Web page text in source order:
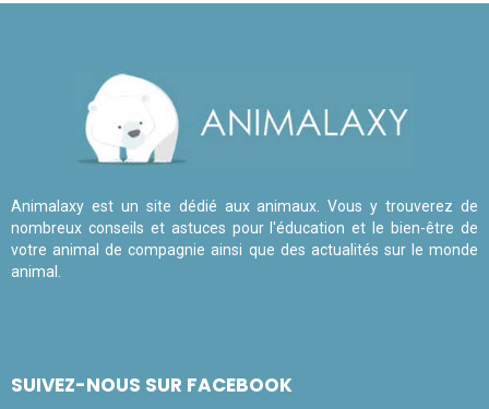
Animalaxy est un site dédié aux animaux. Vous y trouverez de
nombreux conseils et astuces pour l'éducation et le bien-être de
votre animal de compagnie ainsi que des actualités sur le monde
animal.
SUIVEZ-NOUS SUR FACEBOOK